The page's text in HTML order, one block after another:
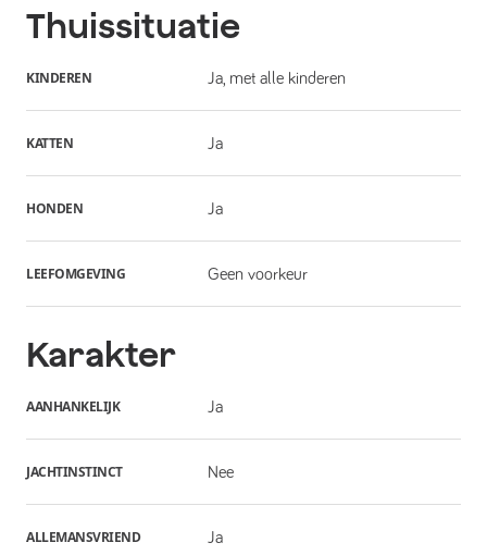
Thuissituatie
KINDEREN Ja, met alle kinderen
KATTEN Ja
HONDEN Ja
LEEFOMGEVING Geen voorkeur
Karakter
AANHANKELIJK Ja
JACHTINSTINCT Nee
ALLEMANSVRIEND Ja